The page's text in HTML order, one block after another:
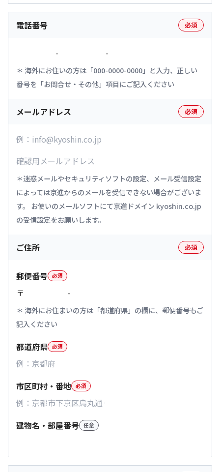
電話番号 必須
- -
海外にお住いの方は「000-0000-0000」と入力、正しい
番号を「お問合せ・その他」項目にご記入ください
メールアドレス 必須
迷惑メールやセキュリティソフトの設定、メール受信設定
によっては京進からのメールを受信できない場合がございま
す。 お使いのメールソフトにて京進ドメイン kyoshin.co.jp
の受信設定をお願いします。
ご住所 必須
郵便番号 必須
〒 -
海外にお住まいの方は「都道府県」の欄に、郵便番号もご
記入ください
都道府県 必須
市区町村・番地 必須
建物名・部屋番号 任意